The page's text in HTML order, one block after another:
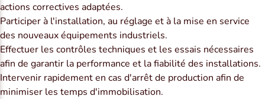
actions correctives adaptées.
Participer à l'installation, au réglage et à la mise en service
des nouveaux équipements industriels.
Effectuer les contrôles techniques et les essais nécessaires
afin de garantir la performance et la fiabilité des installations.
Intervenir rapidement en cas d'arrêt de production afin de
minimiser les temps d'immobilisation.